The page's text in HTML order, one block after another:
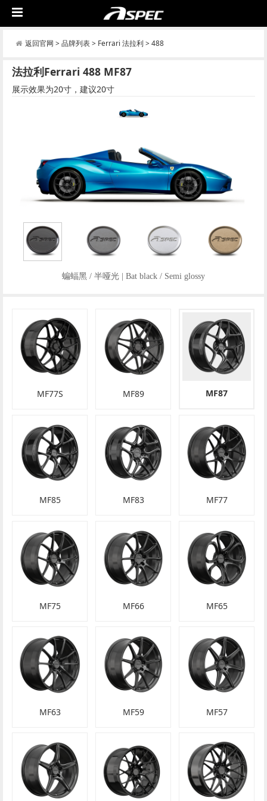
返回官网 > 品牌列表> Ferrari 法拉利 > 488
法拉利Ferrari 488 MF87
展示效果为20寸，建议20寸
蝙蝠黑 / 半哑光 | Bat black / Semi glossy
MF77S MF89 MF87
MF85 MF83 MF77
MF75 MF66 MF65
MF63 MF59 MF57